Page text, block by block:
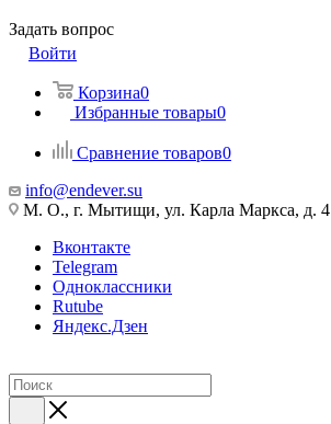
Задать вопрос
Войти
Корзина0
Избранные товары0
Сравнение товаров0
info@endever.su
М. О., г. Мытищи, ул. Карла Маркса, д. 4
Вконтакте
Telegram
Одноклассники
Rutube
Яндекс.Дзен